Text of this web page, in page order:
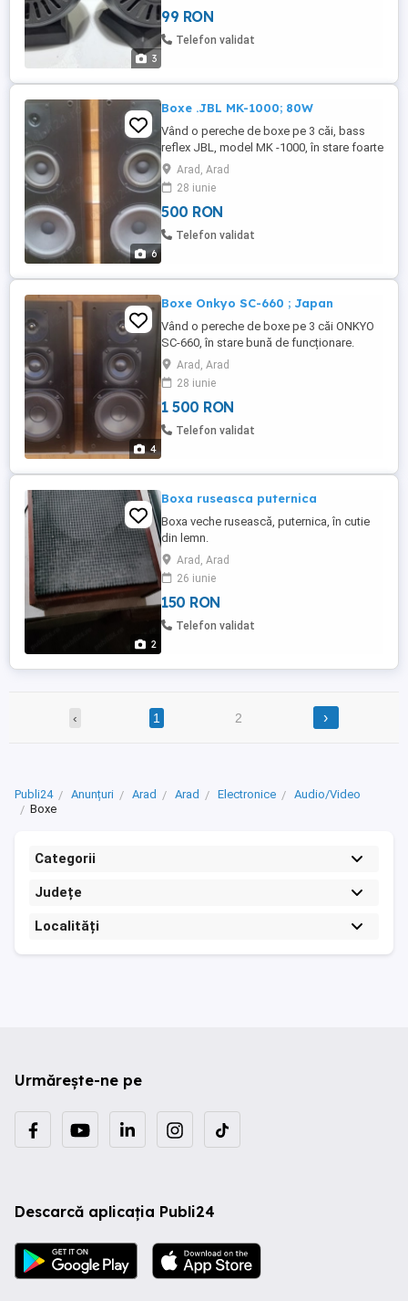
3
99 RON
Telefon validat
6
Boxe .JBL MK-1000; 80W
Vând o pereche de boxe pe 3 căi, bass
reflex JBL, model MK -1000, în stare foarte
bună de funcționare. În Arad pot asigura
transport. Preț 500 lei.
Arad, Arad
28 iunie
500 RON
Telefon validat
4
Boxe Onkyo SC-660 ; Japan
Vând o pereche de boxe pe 3 căi ONKYO
SC-660, în stare bună de funcționare.
Boxele arată bine, totul original, bass
20cm, tweeter titan, sunet de calitate,
model rar. Preț 1500 lei.
Arad, Arad
28 iunie
1 500 RON
Telefon validat
2
Boxa ruseasca puternica
Boxa veche rusească, puternica, în cutie
din lemn.
Arad, Arad
26 iunie
150 RON
Telefon validat
‹ 1 2 ›
Publi24 Anunțuri Arad Arad Electronice
Audio/Video
Boxe
Categorii
Județe
Localități
Urmărește-ne pe
Descarcă aplicația Publi24